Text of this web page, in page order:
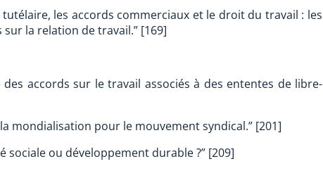
tutélaire, les accords commerciaux et le droit du travail : les
la relation de travail.” [169]
des accords sur le travail associés à des ententes de libre-
mondialisation pour le mouvement syndical.” [201]
sociale ou développement durable ?” [209]